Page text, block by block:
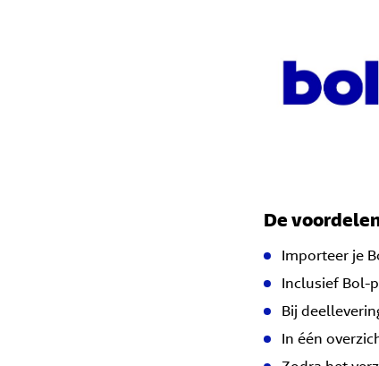
De
Importeer je
Inclusief Bol-
Bij
In één